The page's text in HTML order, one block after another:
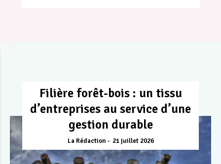
Filière forêt-bois : un tissu
d’entreprises au service d’une
gestion durable
La Rédaction 21 juillet 2026